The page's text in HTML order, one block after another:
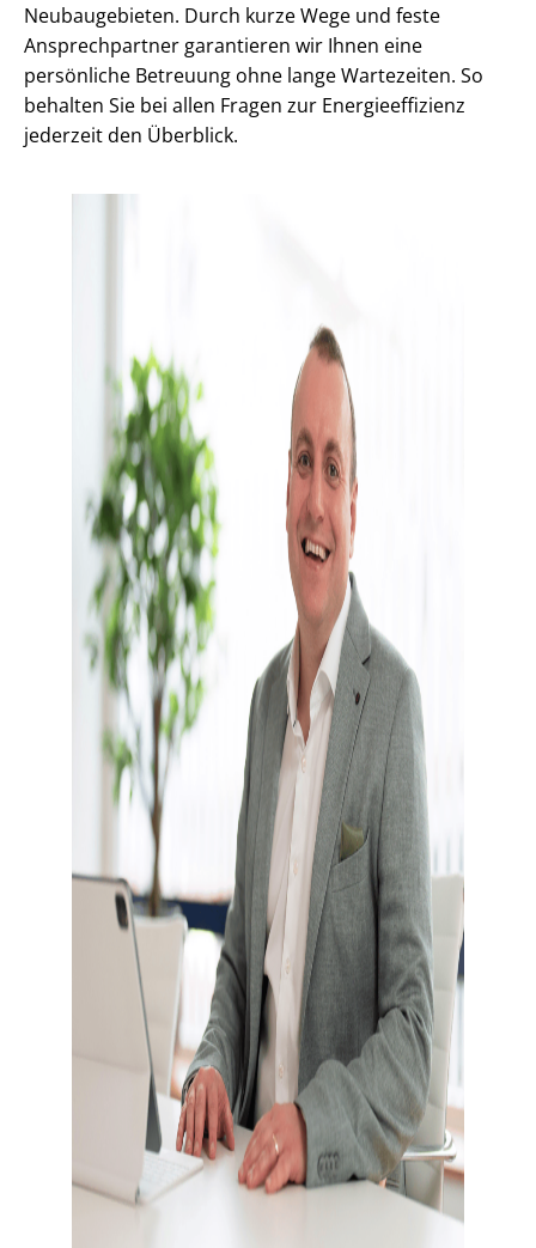
Neubaugebieten. Durch kurze Wege und feste
Ansprechpartner garantieren wir Ihnen eine
persönliche Betreuung ohne lange Wartezeiten. So
behalten Sie bei allen Fragen zur En­er­gie­ef­fi­zi­enz
jederzeit den Überblick.